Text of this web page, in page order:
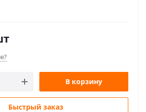
Количество в упаковке: 12;
В корзину
Быстрый заказ